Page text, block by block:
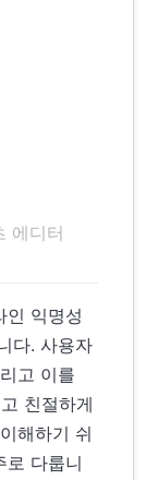
에디터
인 익명성
다. 사용자
고 이를
친절하게
해하기 쉬
로 다룹니